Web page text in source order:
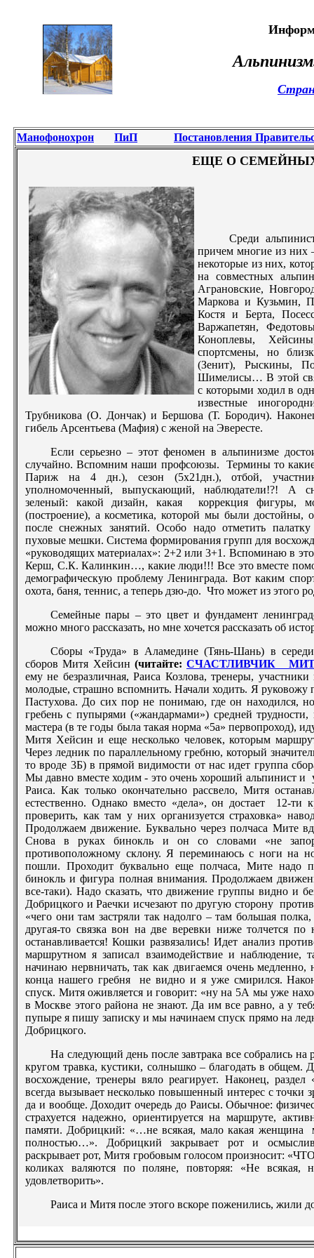
Альпинизм
Манофонохрон ПиП Постановления
ЕЩЕ О
Среди
причем многие из них
некоторые из них,
на совместных
Аграновские,
Маркова и Кузьмин,
Костя и Берта,
Варжапетян,
Коноплевы,
спортсмены, но
(Зенит), Рыскины,
Шимелисы… В этой
с которыми ходил в
известные
Трубникова (О. Дончак) и Бершова (Т. Бородич).
гибель Арсентьева (Мафия) с женой на Эвересте.
Если серьезно – этот феномен в альпинизме
случайно. Вспомним наши профсоюзы. Термины то
Париж на 4 дн.), сезон (5х21дн.), отбой,
уполномоченный, выпускающий, наблюдатели!?! А
зеленый: какой дизайн, какая коррекция фигуры,
(построение), а косметика, которой мы были
после снежных занятий. Особо надо отметить
пуховые мешки. Система формирования групп для
«руководящих материалах»: 2+2 или 3+1. Вспоминаю в
Керш, С.К. Калинкин…, какие люди!!! Все это вместе
демографическую проблему Ленинграда. Вот каким
охота, баня, теннис, а теперь дзю-до. Что может из этого
Семейные пары – это цвет и фундамент
можно много рассказать, но мне хочется рассказать об
Сборы «Труда» в Аламедине (Тянь-Шань) в
сборов Митя Хейсин (читайте: СЧАСТЛИВЧИК
ему не безразличная, Раиса Козлова, тренеры,
молодые, страшно вспомнить. Начали ходить. Я
Пастухова. До сих пор не понимаю, где он находился,
гребень с пупырями («жандармами») средней
мастера (в те годы была такая норма «5а» первопроход),
Митя Хейсин и еще несколько человек, которым
Через ледник по параллельному гребню, который
то вроде 3Б) в прямой видимости от нас идет группа
Мы давно вместе ходим - это очень хороший альпинист
Раиса. Как только окончательно рассвело, Митя
естественно. Однако вместо «дела», он достает 12-
проверить, как там у них организуется страховка»
Продолжаем движение. Буквально через полчаса Мите
Снова в руках бинокль и он со словами «не
противоположному склону. Я переминаюсь с ноги на
пошли. Проходит буквально еще полчаса, Мите надо
бинокль и фигура полная внимания. Продолжаем
все-таки). Надо сказать, что движение группы видно и
Добрицкого и Раечки исчезают по другую сторону
«чего они там застряли так надолго – там большая
другая-то связка вон на две веревки ниже толчется
останавливается! Кошки развязались! Идет анализ
маршрутном я записал взаимодействие и
начинаю нервничать, так как двигаемся очень медленно,
конца нашего гребня не видно и я уже смирился.
спуск. Митя оживляется и говорит: «ну на 5А мы уже
в Москве этого района не знают. Да им все равно, а у
пупыре я пишу записку и мы начинаем спуск прямо на
Добрицкого.
На следующий день после завтрака все собрались
кругом травка, кустики, солнышко – благодать в общем.
восхождение, тренеры вяло реагирует. Наконец, раздел
всегда вызывает несколько повышенный интерес с точки
да и вообще. Доходит очередь до Раисы. Обычное:
страхуется надежно, ориентируется на маршруте,
памяти. Добрицкий: «…не всякая, мало какая женщина
полностью…». Добрицкий закрывает рот и
раскрывает рот, Митя гробовым голосом произносит:
коликах валяются по поляне, повторяя: «Не
удовлетворить».
Раиса и Митя после этого вскоре поженились, жили